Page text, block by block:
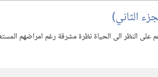
الثاني)‏
على النظر الى الحياة نظرة مشرقة رغم امراضهم